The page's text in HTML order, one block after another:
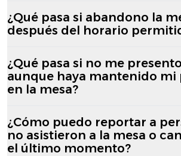
¿Qué pasa si abandono la
después del horario
¿Qué pasa si no me
aunque haya mantenido mi
en la mesa?
¿Cómo puedo reportar a
no asistieron a la mesa o
el último momento?